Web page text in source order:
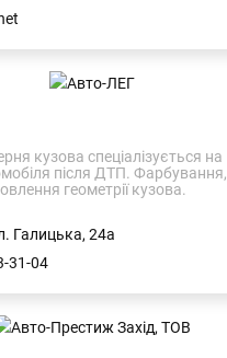
кузова спеціалізується на
після ДТП. Фарбування,
геометрії кузова.
Галицька, 24а
31-04